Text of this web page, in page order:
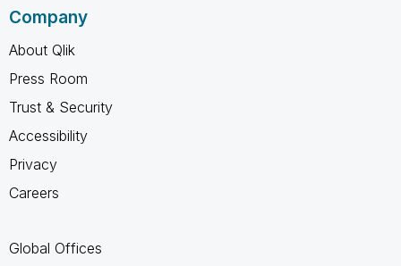
Company
About Qlik
Press Room
Trust & Security
Accessibility
Privacy
Careers
Global Offices